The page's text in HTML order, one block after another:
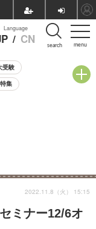
menu
Language
/ CN search
受験
集
ミナー12/6オ
2022.11.8（火） 15:15